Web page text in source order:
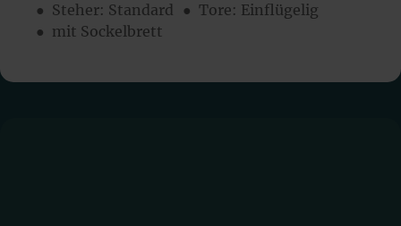
● Steher: Standard
● Tore: Einflügelig
● mit Sockelbrett